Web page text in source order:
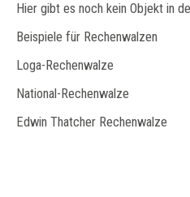
Hier gibt es noch kein Objekt in
Beispiele für Rechenwalzen
Loga-Rechenwalze
National-Rechenwalze
Edwin Thatcher Rechenwalze